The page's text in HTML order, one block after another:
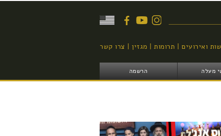
ואירועים תרומות מגזין צרו קשר
מעלה הרשמה